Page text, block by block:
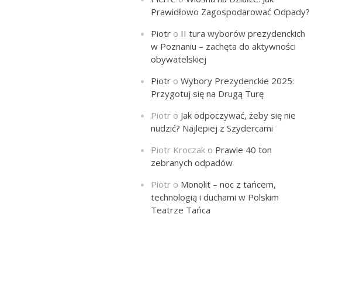
Prawidłowo Zagospodarować Odpady?
Piotr o II tura wyborów prezydenckich
w Poznaniu – zachęta do aktywności
obywatelskiej
Piotr oWybory Prezydenckie 2025:
Przygotuj się na Drugą Turę
Piotr o Jak odpoczywać, żeby się nie
nudzić? Najlepiej z Szydercami
Piotr Kroczak o Prawie 40 ton
zebranych odpadów
Piotr o Monolit – noc z tańcem,
technologią i duchami w Polskim
Teatrze Tańca